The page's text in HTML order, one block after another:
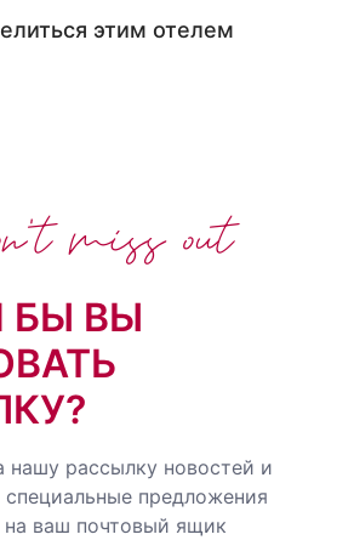
этим отелем
БЫ ВЫ
нашу рассылку новостей и
предложения
ваш почтовый ящик
miss out